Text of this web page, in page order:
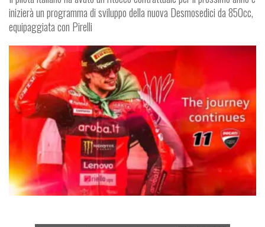
inizierà un programma di sviluppo della nuova Desmosedici da 850cc,
equipaggiata con Pirelli